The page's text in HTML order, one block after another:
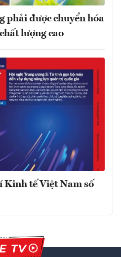
phải được chuyển hóa
lượng cao
Kinh tế Việt Nam số